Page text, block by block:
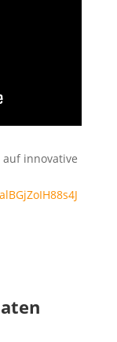
auf innovative